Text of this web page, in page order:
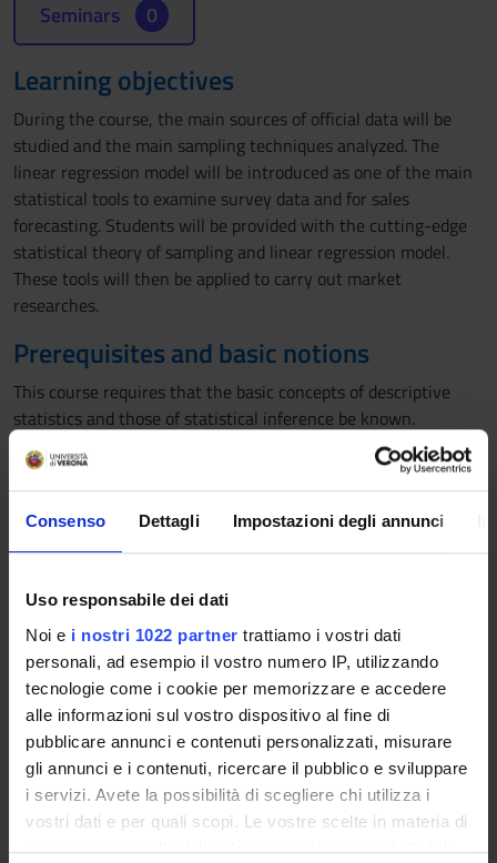
Consenso Dettagli Impostazioni degli annunci
Uso responsabile dei dati
Noi e i nostri 1022 partner trattiamo i vostri dati
personali, ad esempio il vostro numero IP, utilizzando
tecnologie come i cookie per memorizzare e accedere
alle informazioni sul vostro dispositivo al fine di
pubblicare annunci e contenuti personalizzati, misurare
gli annunci e i contenuti, ricercare il pubblico e sviluppare
i servizi. Avete la possibilità di scegliere chi utilizza i
vostri dati e per quali scopi. Le vostre scelte in materia di
privacy sono applicabili solo su questa proprietà digitale
Seminars 0
Learning objectives
During the course, the main sources of official data will be
studied and the main sampling techniques analyzed. The
linear regression model will be introduced as one of the main
statistical tools to examine survey data and for sales
forecasting. Students will be provided with the cutting-edge
statistical theory of sampling and linear regression model.
These tools will then be applied to carry out market
researches.
Prerequisites and basic notions
This course requires that the basic concepts of descriptive
statistics and those of statistical inference be known.
Program
• Primary Data
• Secondary Data
• Sampling Principles for Market Surveys
2. Preparation and data management of company statistics
• Data Cleaning
• Data Visualization and Graphical Data Analysis
• Data Quality Assessment
3. Summary indicators and comparison of company statistics
• Index Numbers
• Measurement of Economic Aggregate Changes Over Time
4. Regression analysis
• Simple Linear Regression Model